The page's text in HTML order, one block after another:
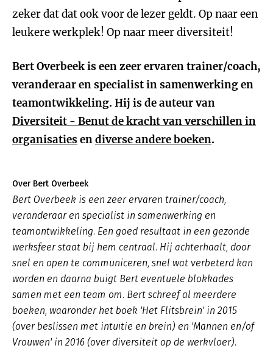
zeker dat dat ook voor de lezer geldt. Op naar een
leukere werkplek! Op naar meer diversiteit!
Bert Overbeek is een zeer ervaren trainer/coach,
veranderaar en specialist in samenwerking en
teamontwikkeling. Hij is de auteur van
Diversiteit - Benut de kracht van verschillen in
organisatiesendiverse andere boeken.
Over Bert Overbeek
Bert Overbeek is een zeer ervaren trainer/coach,
veranderaar en specialist in samenwerking en
teamontwikkeling. Een goed resultaat in een gezonde
werksfeer staat bij hem centraal. Hij achterhaalt, door
snel en open te communiceren, snel wat verbeterd kan
worden en daarna buigt Bert eventuele blokkades
samen met een team om. Bert schreef al meerdere
boeken, waaronder het boek 'Het Flitsbrein' in 2015
(over beslissen met intuïtie en brein) en 'Mannen en/of
Vrouwen' in 2016 (over diversiteit op de werkvloer).